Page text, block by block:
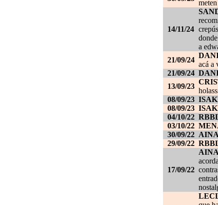
14/11/24
a
21/09/24
acá a
21/09/24
13/09/23
08/09/23
08/09/23
04/10/22
03/10/22
30/09/22
29/09/22
17/09/22